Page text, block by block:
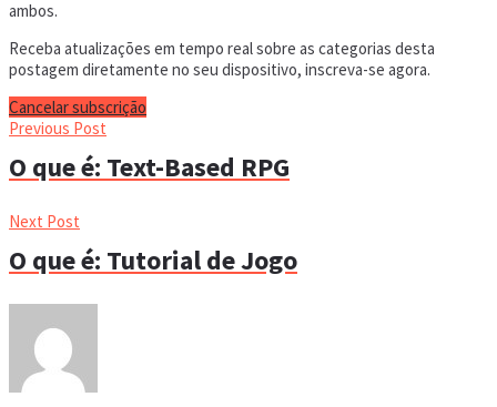
ambos.
Receba atualizações em tempo real sobre as categorias desta
postagem diretamente no seu dispositivo, inscreva-se agora.
Cancelar subscrição
Previous Post
O que é: Text-Based RPG
Next Post
O que é: Tutorial de Jogo